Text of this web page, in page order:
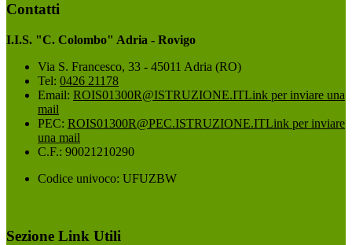
Contatti
I.I.S. "C. Colombo" Adria - Rovigo
Via S. Francesco, 33 - 45011 Adria (RO)
Tel: 0426 21178
Email: ROIS01300R@ISTRUZIONE.ITLink per inviare una
mail
PEC: ROIS01300R@PEC.ISTRUZIONE.ITLink per inviare
una mail
C.F.: 90021210290
Codice univoco: UFUZBW
Sezione Link Utili